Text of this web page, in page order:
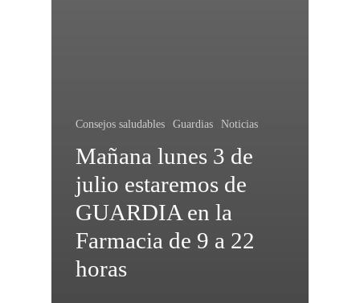
Consejos saludables Guardias Noticias
Mañana lunes 3 de
julio estaremos de
GUARDIA en la
Farmacia de 9 a 22
horas